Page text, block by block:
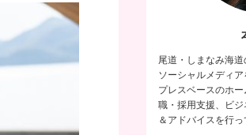
尾道・しまなみ海道
ソーシャルメディ
プレスベースのホ
職・採用支援、ビ
＆アドバイスを行っ